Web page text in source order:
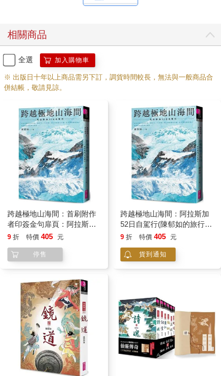
相關商品
全選 加入購物車
※ 出版日十年以上商品需另下訂，調貨時間較長，無法與一般商品合
併結帳，敬請見諒。
跨越極地山海間：首刷附作
者印簽金句扉頁：阿拉斯加
52日自駕行(陳郁如的旅行風
9 折 特價 405 元
停售
跨越極地山海間：阿拉斯加
52日自駕行(陳郁如的旅行風
景3)
9 折 特價 405 元
貨到通知